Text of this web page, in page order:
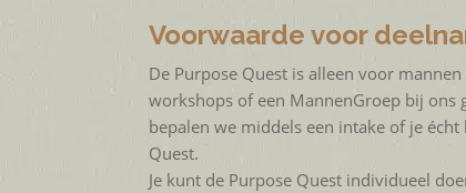
Voorwaarde voor
De Purpose Quest is alleen voor
workshops of een MannenGroep bij ons
bepalen we middels een intake of je
Quest.
Je kunt de Purpose Quest individueel